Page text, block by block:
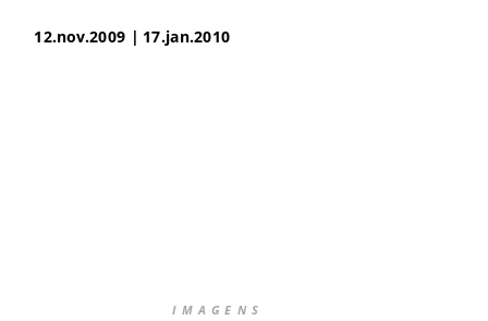
12.nov.2009 | 17.jan.2010
IMAGENS